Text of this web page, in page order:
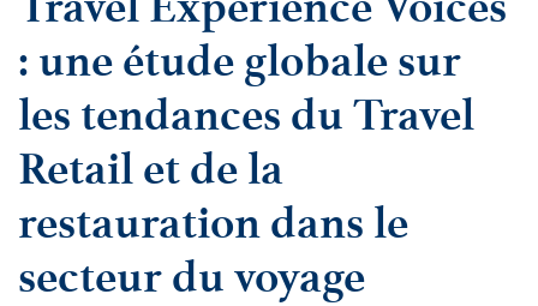
: une étude globale sur
les tendances du Travel
Retail et de la
restauration dans le
secteur du voyage